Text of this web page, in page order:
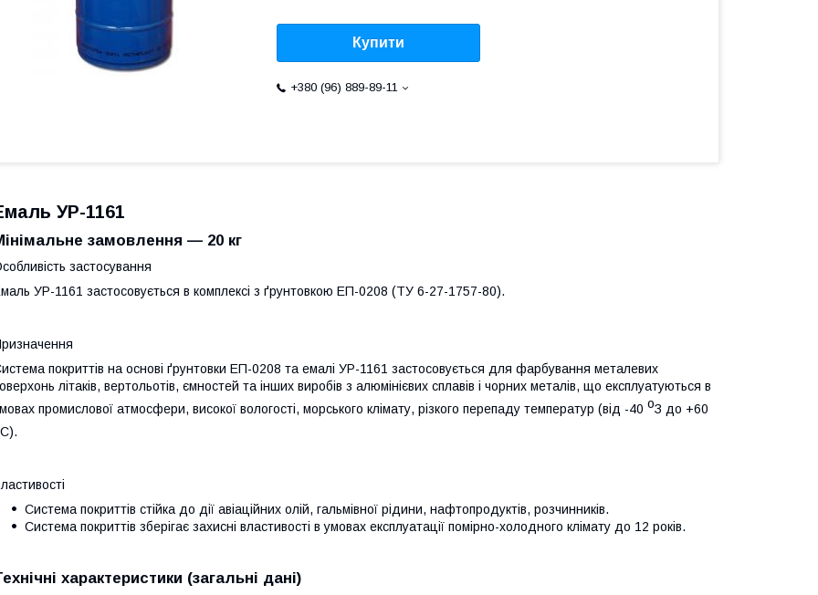
Купити
+380 (96) 889-89-11
УР-1161
замовлення — 20 кг
застосування
УР-1161 застосовується в комплексі з ґрунтовкою ЕП-0208 (ТУ 6-27-1757-80).
покриттів на основі ґрунтовки ЕП-0208 та емалі УР-1161 застосовується для фарбування металевих
літаків, вертольотів, ємностей та інших виробів з алюмінієвих сплавів і чорних металів, що експлуатуються в
промислової атмосфери, високої вологості, морського клімату, різкого перепаду температур (від -40 оЗ до +60
C).
Система покриттів стійка до дії авіаційних олій, гальмівної рідини, нафтопродуктів, розчинників.
Система покриттів зберігає захисні властивості в умовах експлуатації помірно-холодного клімату до 12 років.
характеристики (загальні дані)